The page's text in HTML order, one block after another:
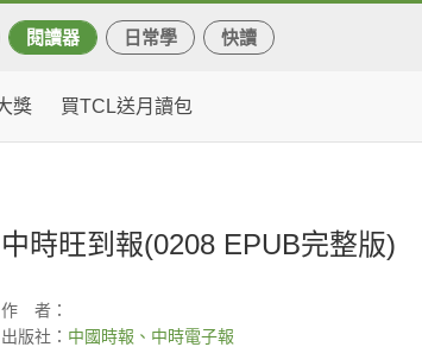
閱讀器 日常學 快讀
獎 買TCL送月讀包
中時旺到報(0208 EPUB完整版)
作
者：
出版社： 中國時報、中時電子報